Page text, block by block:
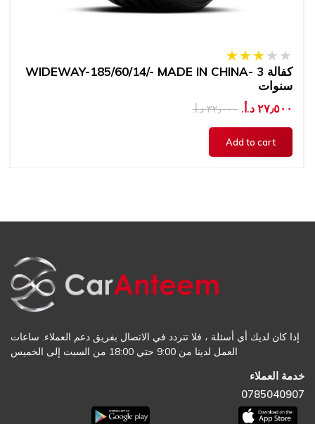
WIDEWAY-185/60/14/- MADE IN CHINA- كفالة 3
سنوات
٣٢٫٠٠٠ د.أ.‏ ٢٧٫٥٠٠ د.أ.‏
إذا كان لديك أي أسئلة ، فلا تتردد في الاتصال بفريق دعم العملاء. ساعات
العمل لدينا من 9:00 حتي 18:00 من السبت إلى الخميس
خدمة العملاء
0785040907